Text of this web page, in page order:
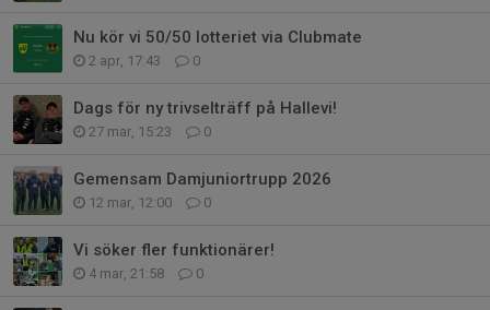
Nu kör vi 50/50 lotteriet via Clubmate
2 apr, 17:43 0
Dags för ny trivselträff på Hallevi!
27 mar, 15:23 0
Gemensam Damjuniortrupp 2026
12 mar, 12:00 0
Vi söker fler funktionärer!
4 mar, 21:58 0